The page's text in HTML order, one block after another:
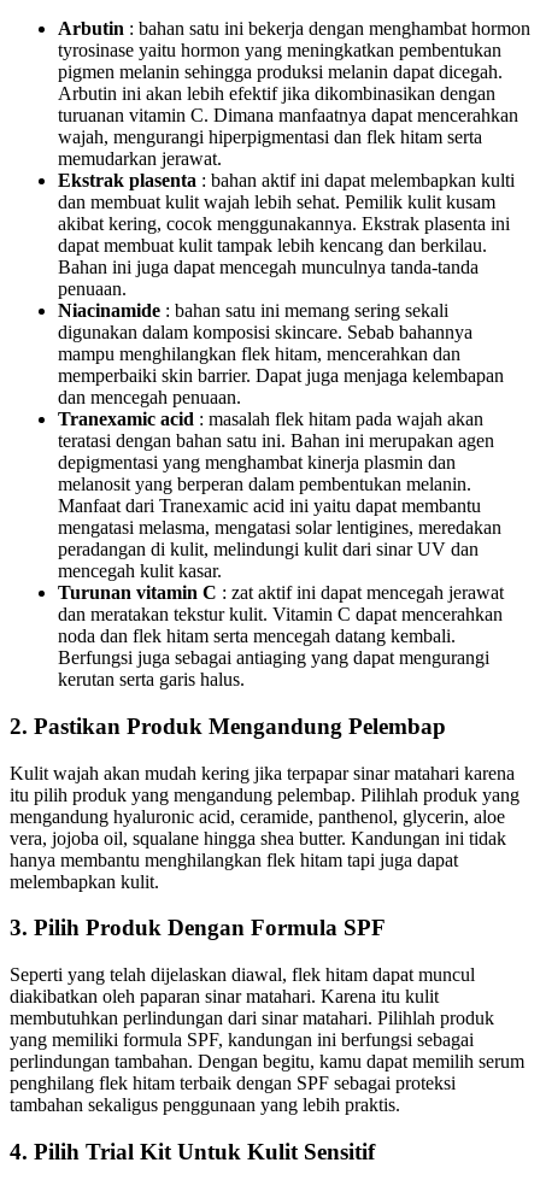
Arbutin : bahan satu ini bekerja dengan menghambat hormon
tyrosinase yaitu hormon yang meningkatkan pembentukan
pigmen melanin sehingga produksi melanin dapat dicegah.
Arbutin ini akan lebih efektif jika dikombinasikan dengan
turuanan vitamin C. Dimana manfaatnya dapat mencerahkan
wajah, mengurangi hiperpigmentasi dan flek hitam serta
memudarkan jerawat.
Ekstrak plasenta : bahan aktif ini dapat melembapkan kulti
dan membuat kulit wajah lebih sehat. Pemilik kulit kusam
akibat kering, cocok menggunakannya. Ekstrak plasenta ini
dapat membuat kulit tampak lebih kencang dan berkilau.
Bahan ini juga dapat mencegah munculnya tanda-tanda
penuaan.
Niacinamide : bahan satu ini memang sering sekali
digunakan dalam komposisi skincare. Sebab bahannya
mampu menghilangkan flek hitam, mencerahkan dan
memperbaiki skin barrier. Dapat juga menjaga kelembapan
dan mencegah penuaan.
Tranexamic acid : masalah flek hitam pada wajah akan
teratasi dengan bahan satu ini. Bahan ini merupakan agen
depigmentasi yang menghambat kinerja plasmin dan
melanosit yang berperan dalam pembentukan melanin.
Manfaat dari Tranexamic acid ini yaitu dapat membantu
mengatasi melasma, mengatasi solar lentigines, meredakan
peradangan di kulit, melindungi kulit dari sinar UV dan
mencegah kulit kasar.
Turunan vitamin C : zat aktif ini dapat mencegah jerawat
dan meratakan tekstur kulit. Vitamin C dapat mencerahkan
noda dan flek hitam serta mencegah datang kembali.
Berfungsi juga sebagai antiaging yang dapat mengurangi
kerutan serta garis halus.
2. Pastikan Produk Mengandung Pelembap
Kulit wajah akan mudah kering jika terpapar sinar matahari karena
itu pilih produk yang mengandung pelembap. Pilihlah produk yang
mengandung hyaluronic acid, ceramide, panthenol, glycerin, aloe
vera, jojoba oil, squalane hingga shea butter. Kandungan ini tidak
hanya membantu menghilangkan flek hitam tapi juga dapat
melembapkan kulit.
3. Pilih Produk Dengan Formula SPF
Seperti yang telah dijelaskan diawal, flek hitam dapat muncul
diakibatkan oleh paparan sinar matahari. Karena itu kulit
membutuhkan perlindungan dari sinar matahari. Pilihlah produk
yang memiliki formula SPF, kandungan ini berfungsi sebagai
perlindungan tambahan. Dengan begitu, kamu dapat memilih serum
penghilang flek hitam terbaik dengan SPF sebagai proteksi
tambahan sekaligus penggunaan yang lebih praktis.
4. Pilih Trial Kit Untuk Kulit Sensitif